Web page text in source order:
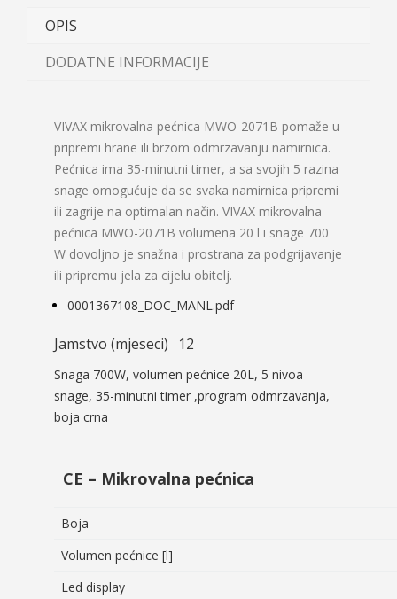
OPIS
DODATNE INFORMACIJE
VIVAX mikrovalna pećnica MWO-2071B pomaže u
pripremi hrane ili brzom odmrzavanju namirnica.
Pećnica ima 35-minutni timer, a sa svojih 5 razina
snage omogućuje da se svaka namirnica pripremi
ili zagrije na optimalan način. VIVAX mikrovalna
pećnica MWO-2071B volumena 20 l i snage 700
W dovoljno je snažna i prostrana za podgrijavanje
ili pripremu jela za cijelu obitelj.
0001367108_DOC_MANL.pdf
Jamstvo (mjeseci) 12
Snaga 700W, volumen pećnice 20L, 5 nivoa
snage, 35-minutni timer ,program odmrzavanja,
boja crna
CE – Mikrovalna pećnica
Boja
Volumen pećnice [l]
Led display